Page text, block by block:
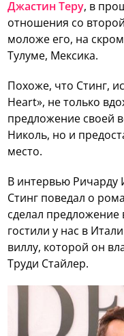
Джастин Теру, в
отношения со
моложе его, на
Тулуме, Мексика.
Похоже, что Стинг,
Heart», не только
предложение своей
Николь, но и
место.
В интервью Ричарду
Стинг поведал о
сделал
гостили у нас в
виллу, которой он
Труди Стайлер.